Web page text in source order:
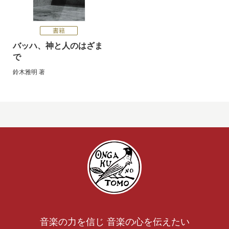
書籍
バッハ、神と人のはざま
で
鈴木雅明 著
音楽の力を信じ 音楽の心を伝えたい